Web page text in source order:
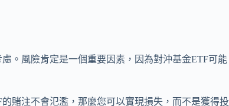
。風險肯定是一個重要因素，因為對沖基金ETF可能
賭注不會氾濫，那麼您可以實現損失，而不是獲得投